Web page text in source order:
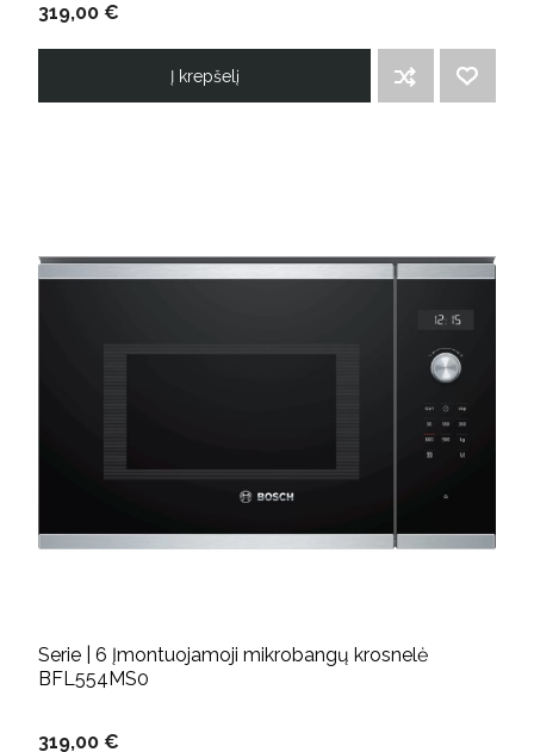
319,00 €
Į krepšelį
Serie | 6 Įmontuojamoji mikrobangų krosnelė
BFL554MS0
319,00 €